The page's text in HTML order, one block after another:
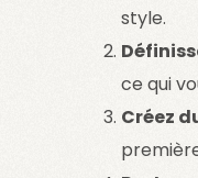
style.
ce qui
Créez